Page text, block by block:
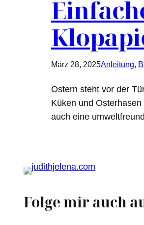
März 28, 2025Anleitung,
Ostern steht vor der
Küken und
auch eine
Folge mir auch